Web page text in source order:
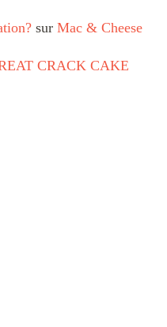
sur Mac & Cheese
CRACK CAKE